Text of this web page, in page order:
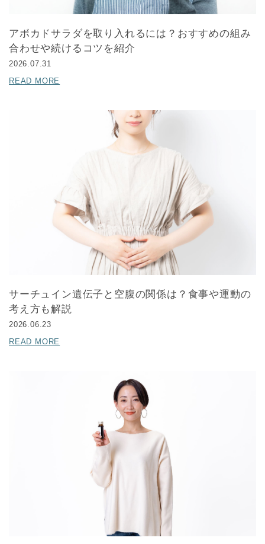
アボカドサラダを取り入れるには？おすすめの組み
合わせや続けるコツを紹介
2026.07.31
READ MORE
サーチュイン遺伝子と空腹の関係は？食事や運動の
考え方も解説
2026.06.23
READ MORE